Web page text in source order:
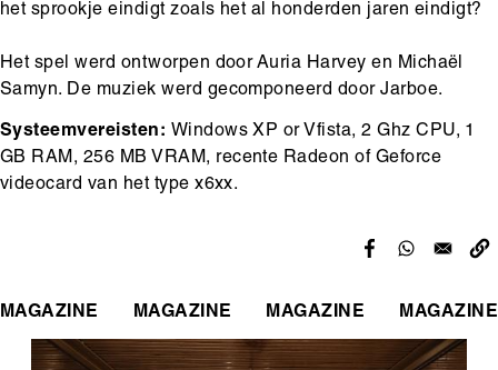
het sprookje eindigt zoals het al honderden jaren eindigt?
Het spel werd ontworpen door Auria Harvey en Michaël
Samyn. De muziek werd gecomponeerd door Jarboe.
Systeemvereisten: Windows XP or Vfista, 2 Ghz CPU, 1
GB RAM, 256 MB VRAM, recente Radeon of Geforce
videocard van het type x6xx.
MAGAZINE MAGAZINE MAGAZINE MAGAZINE